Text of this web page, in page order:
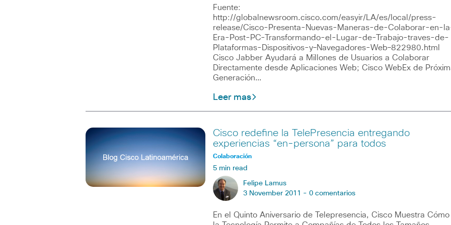
Fuente:
http://globalnewsroom.cisco.com/easyir/LA/es/local/press-
release/Cisco-Presenta-Nuevas-Maneras-de-Colaborar-en-
Era-Post-PC-Transformando-el-Lugar-de-Trabajo-traves-de-
Plataformas-Dispositivos-y–Navegadores-Web–822980.html
Cisco Jabber Ayudará a Millones de Usuarios a Colaborar
Directamente desde Aplicaciones Web; Cisco WebEx de
Generación…
Leer mas
Cisco redefine la TelePresencia entregando
experiencias “en-persona” para todos
Colaboración
5 min read
Felipe Lamus
3 November 2011 - 0 comentarios
En el Quinto Aniversario de Telepresencia, Cisco Muestra Cómo